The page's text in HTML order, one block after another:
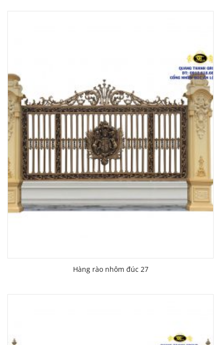
Hàng rào nhôm đúc 27